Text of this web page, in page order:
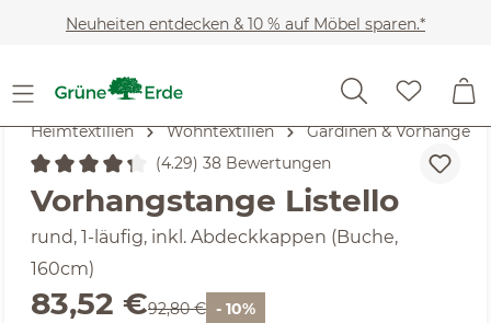
Zum Hauptinhalt springen
Neuheiten entdecken & 10 % auf Möbel sparen.*
Heimtextilien Wohntextilien Gardinen & Vorhänge
Durchschnittliche Bewertung von 4.29 von 5 Sternen
(4.29) 38 Bewertungen
Vorhangstange Listello
rund, 1-läufig, inkl. Abdeckkappen (Buche,
160cm)
Verkaufspreis:
83,52 €Regulärer Preis:
92,80 € - 10%